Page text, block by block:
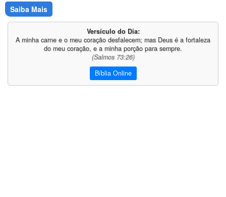
Saiba Mais
Versículo do Dia:
A minha carne e o meu coração desfalecem; mas Deus é a fortaleza
do meu coração, e a minha porção para sempre.
(Salmos 73:26)
Bíblia Online